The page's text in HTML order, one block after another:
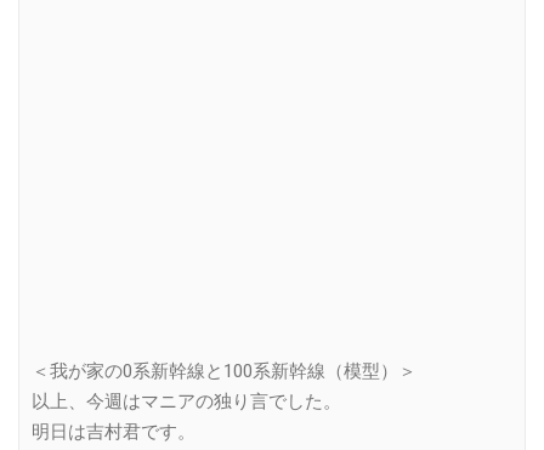
＜我が家の0系新幹線と100系新幹線（模型）＞
以上、今週はマニアの独り言でした。
明日は吉村君です。